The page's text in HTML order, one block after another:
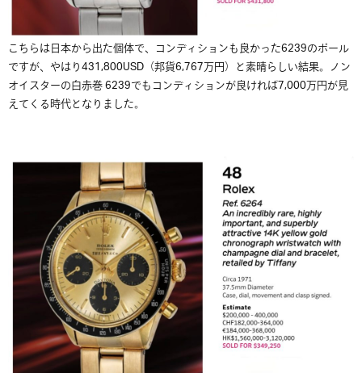
こちらは日本から出た個体で、コンディションも良かった6239のポール
ですが、やはり431,800USD（邦貨6,767万円）と素晴らしい結果。ノン
オイスターの白赤巻 6239でもコンディションが良ければ7,000万円が見
えてくる時代となりました。